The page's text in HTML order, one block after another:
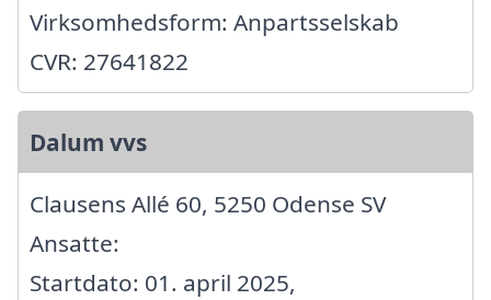
Virksomhedsform: Anpartsselskab
CVR: 27641822
Dalum vvs
Clausens Allé 60, 5250 Odense SV
Ansatte:
Startdato: 01. april 2025,